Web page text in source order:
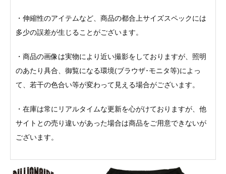
・伸縮性のアイテムなど、商品の都合上サイズスペックには
多少の誤差が生じることがございます。
・商品の画像は実物により近い撮影をしておりますが、照明
のあたり具合、御覧になる環境(ブラウザ･モニタ等)によっ
て、若干の色合い等が変わって見える場合がございます。
・在庫は常にリアルタイムな更新を心がけておりますが、他
サイトとの売り違いがあった場合は商品をご用意できないが
ございます。